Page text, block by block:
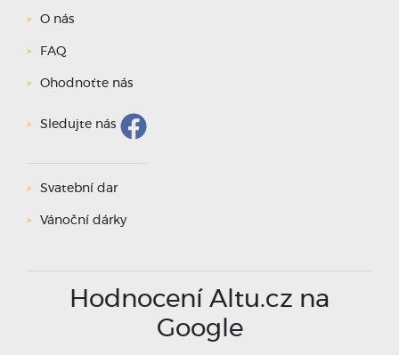
O nás
FAQ
Ohodnoťte nás
Sledujte nás
Svatební dar
Vánoční dárky
Hodnocení Altu.cz na
Google